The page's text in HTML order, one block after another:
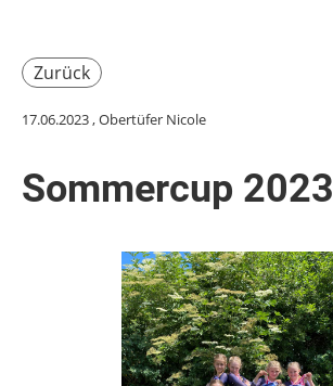
Zurück
17.06.2023, Obertüfer Nicole
Sommercup 2023